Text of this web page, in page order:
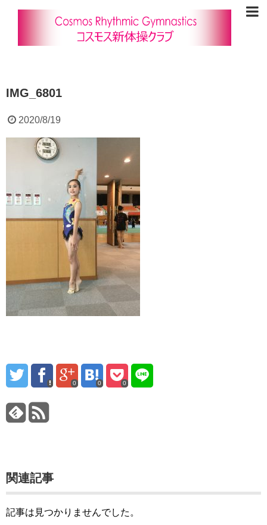
IMG_6801
2020/8/19
0 0 0
関連記事
記事は見つかりませんでした。